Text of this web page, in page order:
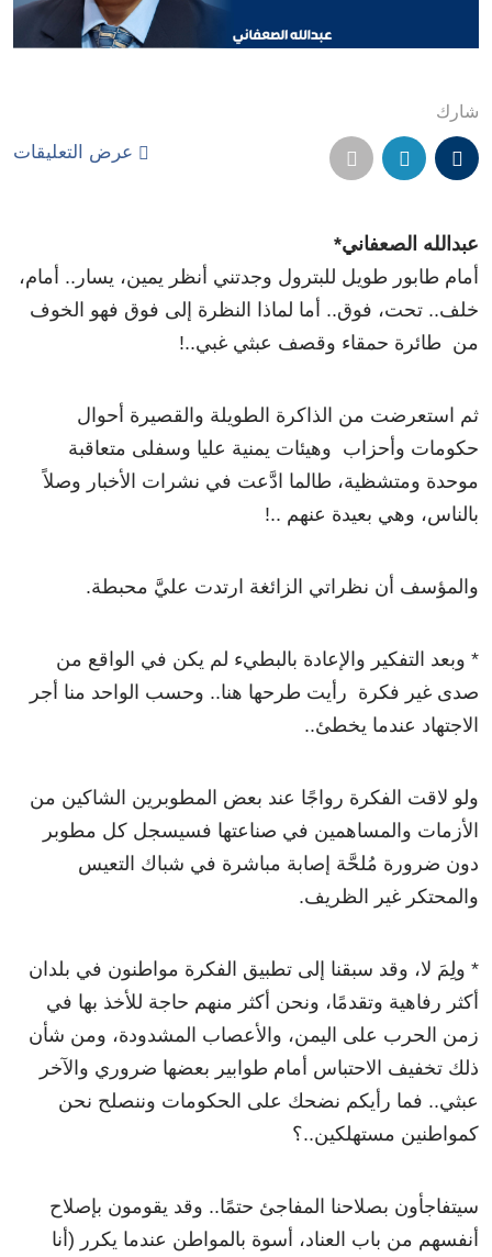
شارك
عرض التعليقات
عبدالله الصعفاني*
أمام طابور طويل للبترول وجدتني أنظر يمين، يسار.. أمام،
خلف.. تحت، فوق.. أما لماذا النظرة إلى فوق فهو الخوف
من طائرة حمقاء وقصف عبثي غبي..!
ثم استعرضت من الذاكرة الطويلة والقصيرة أحوال
حكومات وأحزاب وهيئات يمنية عليا وسفلى متعاقبة
موحدة ومتشظية، طالما ادَّعت في نشرات الأخبار وصلاً
بالناس، وهي بعيدة عنهم ..!
والمؤسف أن نظراتي الزائغة ارتدت عليَّ محبطة.
* وبعد التفكير والإعادة بالبطيء لم يكن في الواقع من
صدى غير فكرة رأيت طرحها هنا.. وحسب الواحد منا أجر
الاجتهاد عندما يخطئ..
ولو لاقت الفكرة رواجًا عند بعض المطوبرين الشاكين من
الأزمات والمساهمين في صناعتها فسيسجل كل مطوبر
دون ضرورة مُلحَّة إصابة مباشرة في شباك التعيس
والمحتكر غير الظريف.
* ولِمَ لا، وقد سبقنا إلى تطبيق الفكرة مواطنون في بلدان
أكثر رفاهية وتقدمًا، ونحن أكثر منهم حاجة للأخذ بها في
زمن الحرب على اليمن، والأعصاب المشدودة، ومن شأن
ذلك تخفيف الاحتباس أمام طوابير بعضها ضروري والآخر
عبثي.. فما رأيكم نضحك على الحكومات وننصلح نحن
كمواطنين مستهلكين..؟
سيتفاجأون بصلاحنا المفاجئ حتمًا.. وقد يقومون بإصلاح
أنفسهم من باب العناد، أسوة بالمواطن عندما يكرر (أنا